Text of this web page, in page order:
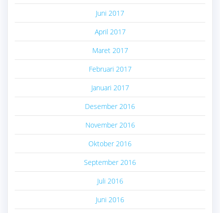
Juni 2017
April 2017
Maret 2017
Februari 2017
Januari 2017
Desember 2016
November 2016
Oktober 2016
September 2016
Juli 2016
Juni 2016